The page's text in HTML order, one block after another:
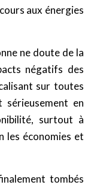
aux énergies
ne doute de la
négatifs des
sur toutes
sérieusement en
surtout à
les économies et
tombés